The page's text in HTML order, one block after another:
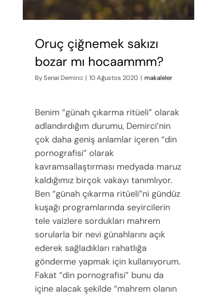
Oruç çiğnemek sakızı
bozar mı hocaammm?
BySenai Demirci | 10 Ağustos 2020 | makaleler
Benim “günah çıkarma ritüeli” olarak
adlandırdığım durumu, Demirci’nin
çok daha geniş anlamlar içeren “din
pornografisi” olarak
kavramsallaştırması medyada maruz
kaldığımız birçok vakayı tanımlıyor.
Ben “günah çıkarma ritüeli”ni gündüz
kuşağı programlarında seyircilerin
tele vaizlere sordukları mahrem
sorularla bir nevi günahlarını açık
ederek sağladıkları rahatlığa
gönderme yapmak için kullanıyorum.
Fakat “din pornografisi” bunu da
içine alacak şekilde “mahrem olanın